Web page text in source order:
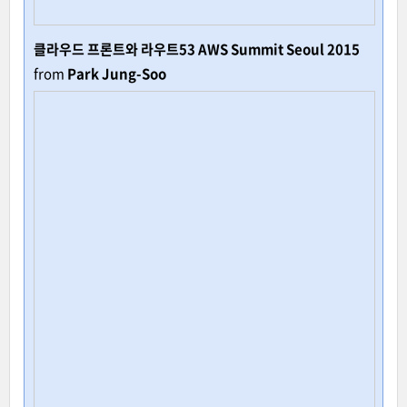
클라우드 프론트와 라우트53 AWS Summit Seoul 2015
from Park Jung-Soo